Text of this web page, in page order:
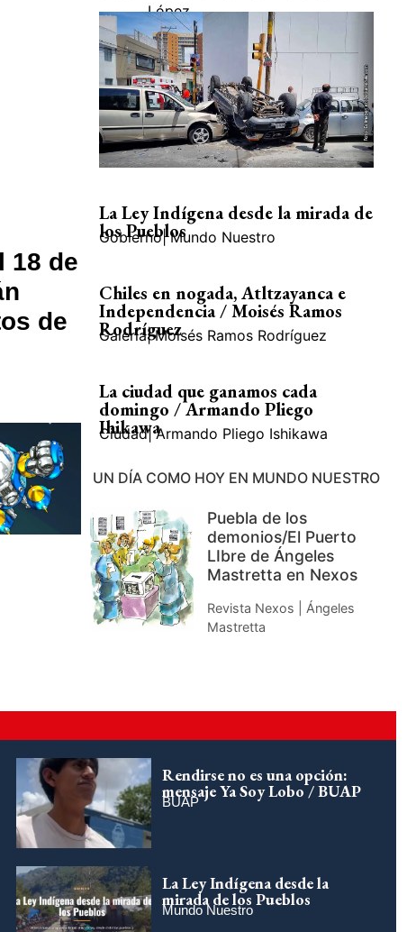
18 de
de
López
La Ley Indígena desde la mirada de
los Pueblos
Gobierno| Mundo Nuestro
Chiles en nogada, Atltzayanca e
Independencia / Moisés Ramos
Rodríguez
Galería| Moisés Ramos Rodríguez
La ciudad que ganamos cada
domingo / Armando Pliego
Ihikawa
Ciudad| Armando Pliego Ishikawa
UN DÍA COMO HOY EN MUNDO NUESTRO
Puebla de los
demonios/El Puerto
LIbre de Ángeles
Mastretta en Nexos
Revista Nexos | Ángeles
Mastretta
Rendirse no es una opción:
mensaje Ya Soy Lobo / BUAP
BUAP
La Ley Indígena desde la
mirada de los Pueblos
Mundo Nuestro